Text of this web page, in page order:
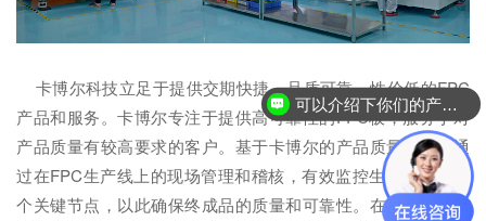
卡博尔科技立足于提供交期快捷、品质可靠、性价低的FPC
产品和服务。卡博尔专注于提供高可靠性的FPC板，服务于对
产品质量有较高要求的客户。基于卡博尔的产品质量规范，通
过在FPC生产线上的现场管理和稽核，有效监控生产流程的各
个关键节点，以此确保终成品的质量和可靠性。在前端与客户
可以介绍下你们的产品么？